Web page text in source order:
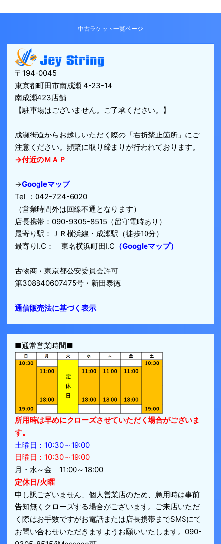
中古ラケット一覧ページ
〒194-0045
東京都町田市南成瀬 4-23-14
南成瀬423店舗
【駐車場はございません。ご了承ください。】
成瀬街道からお越しいただく際の「右折禁止箇所」にご
注意ください。頻繁に取り締まりが行われております。
→付近のＭＡＰ
→Googleマップ
Tel ：042-724-6020
（営業時間外は回線不通となります）
店長携帯：090-9305-8515（留守電時あり）
最寄り駅：ＪＲ横浜線・成瀬駅（徒歩10分）
最寄りI.C： 東名横浜町田I.C （Googleマップ）
古物商・東京都公安委員会許可
第308840607475号・新田泰徳
通信販売法に基づく表示
■通常営業時間■
所用時は早めにクローズさせていただく場合がございま
す。
土曜日：10:30～19:00
日曜日：10:30～19:00
月・水～金 11:00～18:00
定休日/火曜
申し訳ございません、個人営業店のため、急用時は事前
告知無くクローズする場合がございます。ご来店いただ
く際はお手数ですがお電話または店長携帯までSMSにて
お問い合わせいただきますようお願いいたします。090-